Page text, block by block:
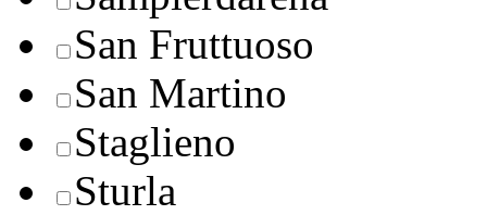
San Fruttuoso
San Martino
Staglieno
Sturla